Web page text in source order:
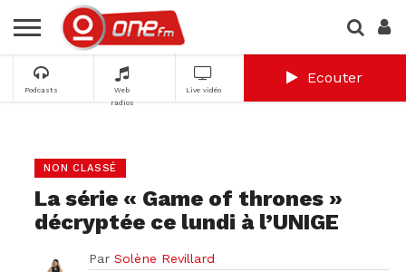
Podcasts
Web
radios
Live vidéo
Ecouter
NON CLASSÉ
La série « Game of thrones »
décryptée ce lundi à l’UNIGE
Par Solène Revillard